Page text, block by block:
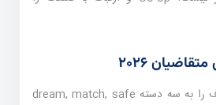
لیست دانشگاه‌های هدف را به سه دسته dream, match, safe